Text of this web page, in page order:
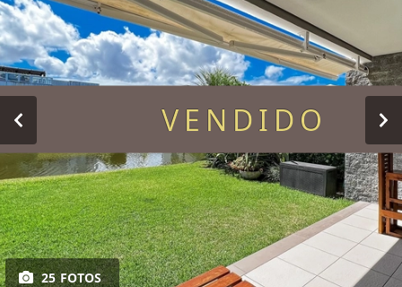
25 FOTOS
VENDIDO